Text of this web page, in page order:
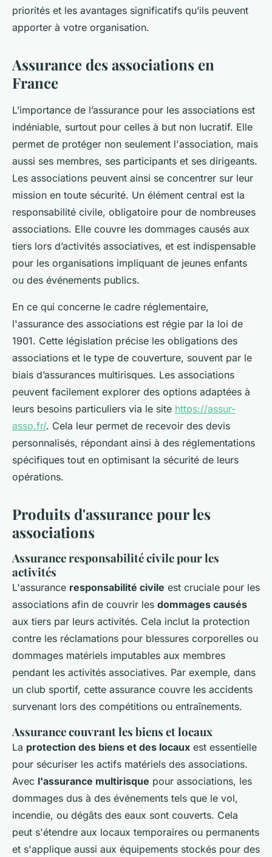
priorités et les avantages significatifs qu’ils peuvent
apporter à votre organisation.
Assurance des associations en
France
L’importance de l’assurance pour les associations est
indéniable, surtout pour celles à but non lucratif. Elle
permet de protéger non seulement l'association, mais
aussi ses membres, ses participants et ses dirigeants.
Les associations peuvent ainsi se concentrer sur leur
mission en toute sécurité. Un élément central est la
responsabilité civile, obligatoire pour de nombreuses
associations. Elle couvre les dommages causés aux
tiers lors d’activités associatives, et est indispensable
pour les organisations impliquant de jeunes enfants
ou des événements publics.
En ce qui concerne le cadre réglementaire,
l'assurance des associations est régie par la loi de
1901. Cette législation précise les obligations des
associations et le type de couverture, souvent par le
biais d’assurances multirisques. Les associations
peuvent facilement explorer des options adaptées à
leurs besoins particuliers via le site https://assur-
asso.fr/. Cela leur permet de recevoir des devis
personnalisés, répondant ainsi à des réglementations
spécifiques tout en optimisant la sécurité de leurs
opérations.
Produits d'assurance pour les
associations
Assurance responsabilité civile pour les
activités
L'assurance responsabilité civile est cruciale pour les
associations afin de couvrir les dommages causés
aux tiers par leurs activités. Cela inclut la protection
contre les réclamations pour blessures corporelles ou
dommages matériels imputables aux membres
pendant les activités associatives. Par exemple, dans
un club sportif, cette assurance couvre les accidents
survenant lors des compétitions ou entraînements.
Assurance couvrant les biens et locaux
La protection des biens et des locaux est essentielle
pour sécuriser les actifs matériels des associations.
Avec l'assurance multirisque pour associations, les
dommages dus à des événements tels que le vol,
incendie, ou dégâts des eaux sont couverts. Cela
peut s'étendre aux locaux temporaires ou permanents
et s'applique aussi aux équipements stockés pour des